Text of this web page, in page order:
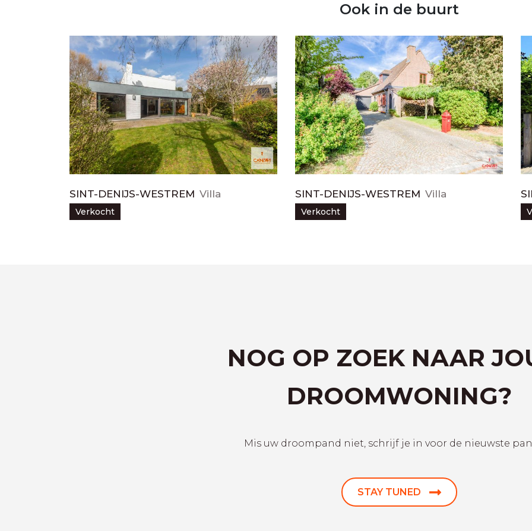
Ook in de buurt
SINT-DENIJS-WESTREM Villa
Verkocht
SINT-DENIJS-WESTREM Villa
Verkocht
NOG OP ZOEK NAAR
DROOMWONING?
Mis uw droompand niet, schrijf je in voor de nieuwste
STAY TUNED